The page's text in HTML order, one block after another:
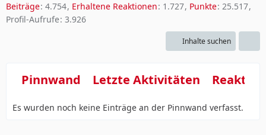
Beiträge 4.754 Erhaltene Reaktionen 1.727 Punkte 25.517
Profil-Aufrufe 3.926
Inhalte suchen
Pinnwand Letzte Aktivitäten
Es wurden noch keine Einträge an der Pinnwand verfasst.